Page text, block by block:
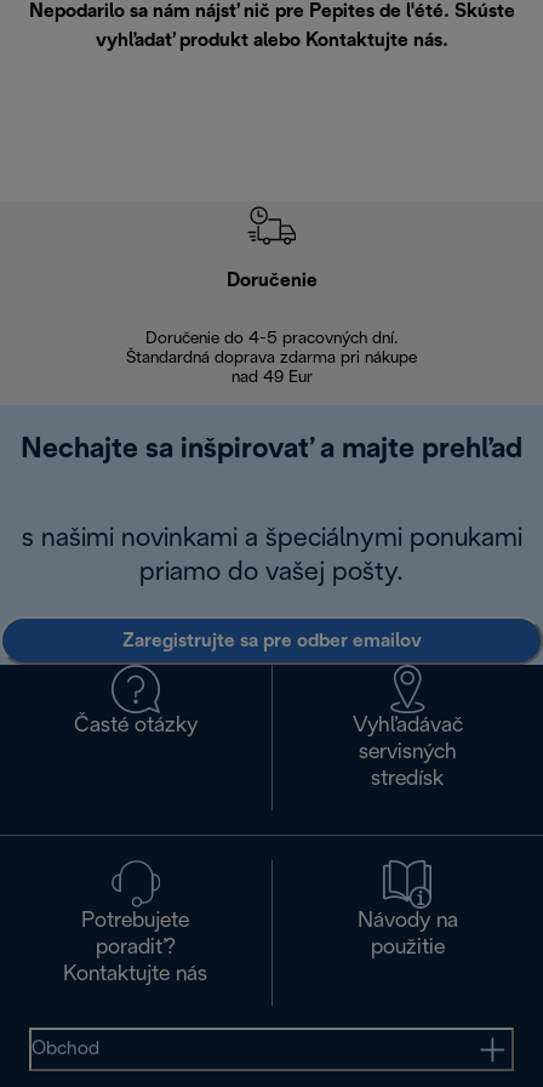
Nepodarilo sa nám nájsť nič pre Pepites de l'été. Skúste
vyhľadať produkt alebo Kontaktujte nás.
Doručenie
Doručenie do 4-5 pracovných dní.
Štandardná doprava zdarma pri nákupe
nad 49 Eur
Nechajte sa inšpirovať a majte prehľad
s našimi novinkami a špeciálnymi ponukami
priamo do vašej pošty.
Zaregistrujte sa pre odber emailov
Časté otázky
Vyhľadávač
servisných
stredísk
Potrebujete
poradiť?
Kontaktujte nás
Návody na
použitie
Obchod